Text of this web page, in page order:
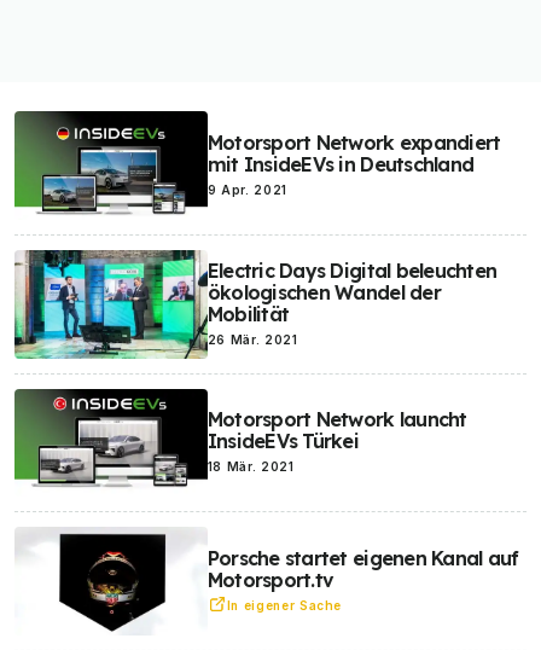
Motorsport Network expandiert
mit InsideEVs in Deutschland
9 Apr. 2021
Electric Days Digital beleuchten
ökologischen Wandel der
Mobilität
26 Mär. 2021
Motorsport Network launcht
InsideEVs Türkei
18 Mär. 2021
Porsche startet eigenen Kanal auf
Motorsport.tv
In eigener Sache